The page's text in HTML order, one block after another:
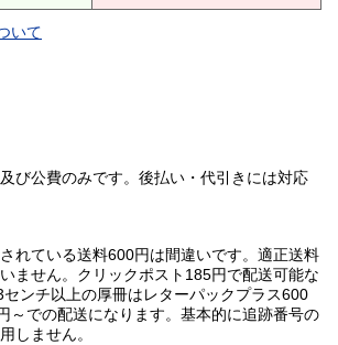
いて
び公費のみです。後払い・代引きには対応
れている送料600円は間違いです。適正送料
ません。クリックポスト185円で配送可能な
ンチ以上の厚冊はレターパックプラス600
～での配送になります。基本的に追跡番号の
しません。